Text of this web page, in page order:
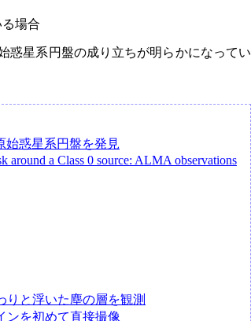
場合
惑星系円盤の成り立ちが明らかになってい
始惑星系円盤を発見
around a Class 0 source: ALMA observations
りと浮いた塵の層を観測
ンを初めて直接撮像